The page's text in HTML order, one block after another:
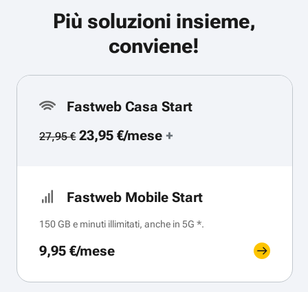
Più soluzioni insieme,
conviene!
Fastweb Casa Start
27,95 €23,95 €/mese+
Fastweb Mobile Start
150 GB e minuti illimitati, anche in 5G *.
9,95 €/mese